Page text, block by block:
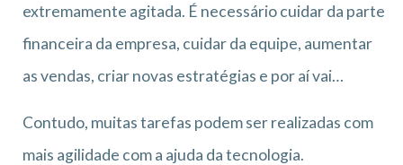
extremamente agitada. É necessário cuidar da parte
financeira da empresa, cuidar da equipe, aumentar
as vendas, criar novas estratégias e por aí vai…
Contudo, muitas tarefas podem ser realizadas com
mais agilidade com a ajuda da tecnologia.